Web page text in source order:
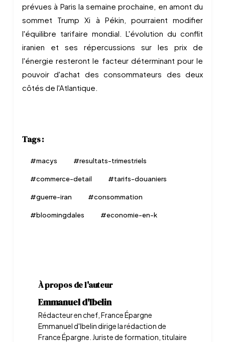
prévues à Paris la semaine prochaine, en amont du
sommet Trump Xi à Pékin, pourraient modifier
l'équilibre tarifaire mondial. L'évolution du conflit
iranien et ses répercussions sur les prix de
l'énergie resteront le facteur déterminant pour le
pouvoir d'achat des consommateurs des deux
côtés de l'Atlantique.
Tags :
#macys #resultats-trimestriels
#commerce-detail #tarifs-douaniers
#guerre-iran #consommation
#bloomingdales #economie-en-k
À propos de l'auteur
Emmanuel d'Ibelin
Rédacteur en chef, France Épargne
Emmanuel d'Ibelin dirige la rédaction de
France Épargne. Juriste de formation, titulaire